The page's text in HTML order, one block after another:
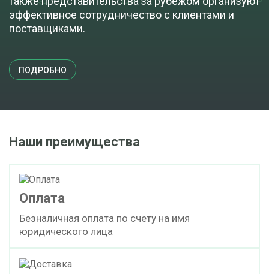
эффективное сотрудничество с клиентами и
поставщиками.
ПОДРОБНО
Наши преимущества
Оплата
Безналичная оплата по счету на имя
юридического лица